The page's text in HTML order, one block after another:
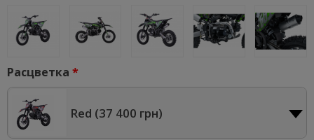
Расцветка
Red (37 400 грн)